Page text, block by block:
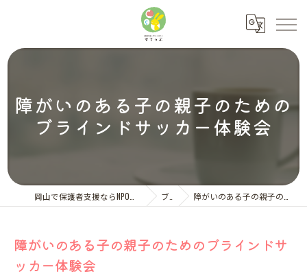
障がいのある子の親子のための
ブラインドサッカー体験会
ブログ 障がいのある子の親子のためのブラインドサッカー体験会
障がいのある子の親子のためのブラインドサ
ッカー体験会